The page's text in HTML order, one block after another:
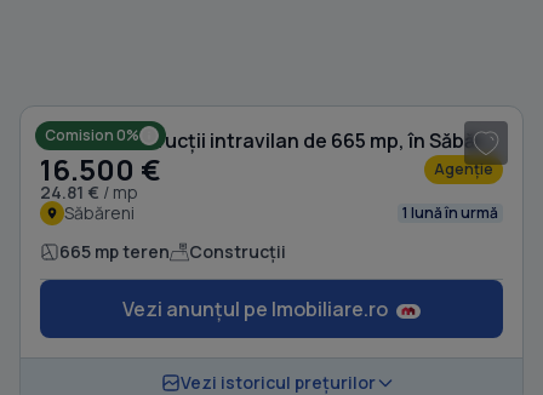
Comision 0% Teren Construcții intravilan de 665 mp, în Săbăreni
16.500 €
24.81 € / mp
Agenție
Săbăreni 1 lună în urmă
665 mp teren Construcții
Vezi anunțul pe Imobiliare.ro
Vezi istoricul prețurilor